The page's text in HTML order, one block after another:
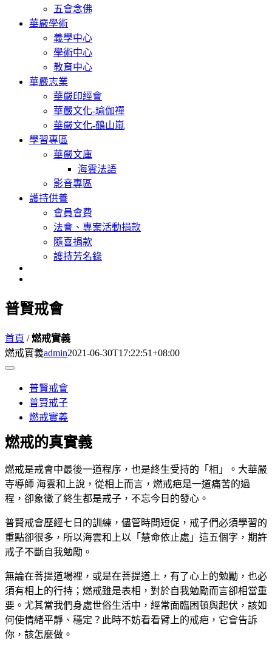
五會念佛
華嚴學術
義學中心
學術中心
教育中心
華嚴志業
華嚴印經會
華嚴文化-瑜伽禪
華嚴文化-鶴山嵐
學習專區
華嚴文庫
海雲法語
影音專區
護持供養
會員會費
法會、專案活動捐款
隨喜捐款
護持芳名錄
普賢戒會
首頁 /燃戒實義
燃戒實義admin2021-06-30T17:22:51+08:00
Toggle
普賢戒會
普賢戒子
燃戒實義
燃戒的真實義
燃戒是戒會中最後一道程序，也是終生受持的「相」。大華嚴
寺導師 海雲和上說，從相上而言，燃戒疤是一道痛苦的過
程，卻象徵了終生都是戒子，不忘今日的發心。
普賢戒會歷經七日的訓練，儘管時間短促，戒子們必須學習的
重點卻很多，所以海雲和上以「慧命依止處」這五個字，期許
戒子不斷自我勉勵。
無論在菩提道場裡，或是在菩提道上，有了心上的勉勵，也必
須有相上的行持；燃戒雖是表相，對於自我勉勵而言卻相當重
要。尤其當我們身處世俗生活中，經常面臨困頓與起伏，該如
何使情緒平靜、穩定？此時不妨看看臂上的戒疤，它會告訴
你，該怎麼做。